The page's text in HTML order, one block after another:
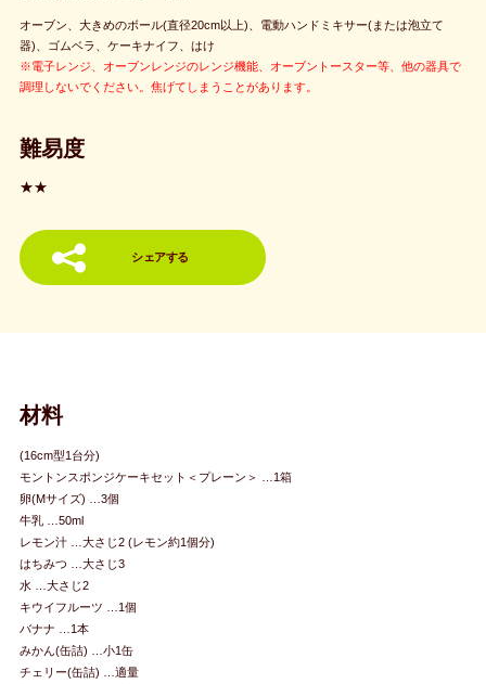
オーブン、大きめのボール(直径20cm以上)、電動ハンドミキサー(または泡立て
器)、ゴムベラ、ケーキナイフ、はけ
※電子レンジ、オーブンレンジのレンジ機能、オーブントースター等、他の器具で
調理しないでください。焦げてしまうことがあります。
難易度
★★
シェアする
材料
(16cm型1台分)
モントンスポンジケーキセット＜プレーン＞ …1箱
卵(Mサイズ) …3個
牛乳 …50ml
レモン汁 …大さじ2 (レモン約1個分)
はちみつ …大さじ3
水 …大さじ2
キウイフルーツ …1個
バナナ …1本
みかん(缶詰) …小1缶
チェリー(缶詰) …適量